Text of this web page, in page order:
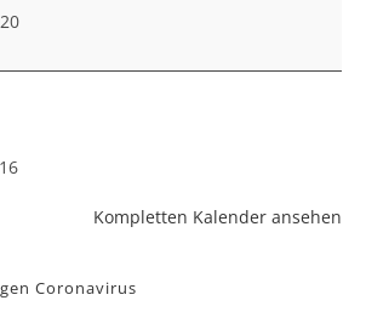
Kompletten Kalender ansehen
Coronavirus